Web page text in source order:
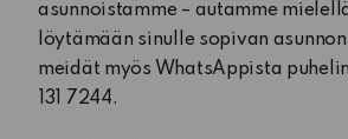
asunnoistamme – autamme
löytämään sinulle sopivan
meidät myös WhatsAppista
131 7244.